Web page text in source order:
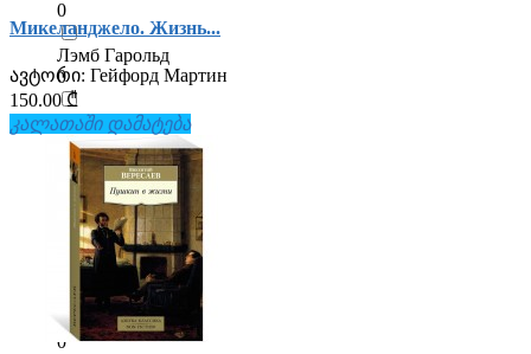
0
Лэмб Гарольд
0
Максим Шраер
Марко Поло
Махатма Ганди
Митио Каку
0
Микеланджело. Жизнь...
ავტორი: Гейфорд Мартин
150.00 ₾
კალათაში დამატება